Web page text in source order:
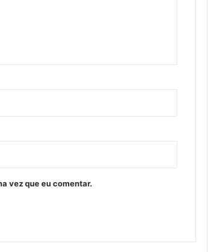
vez que eu comentar.